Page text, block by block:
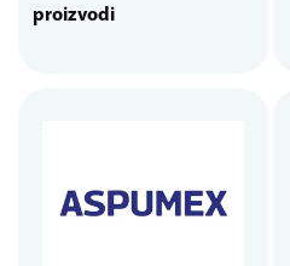
proizvodi